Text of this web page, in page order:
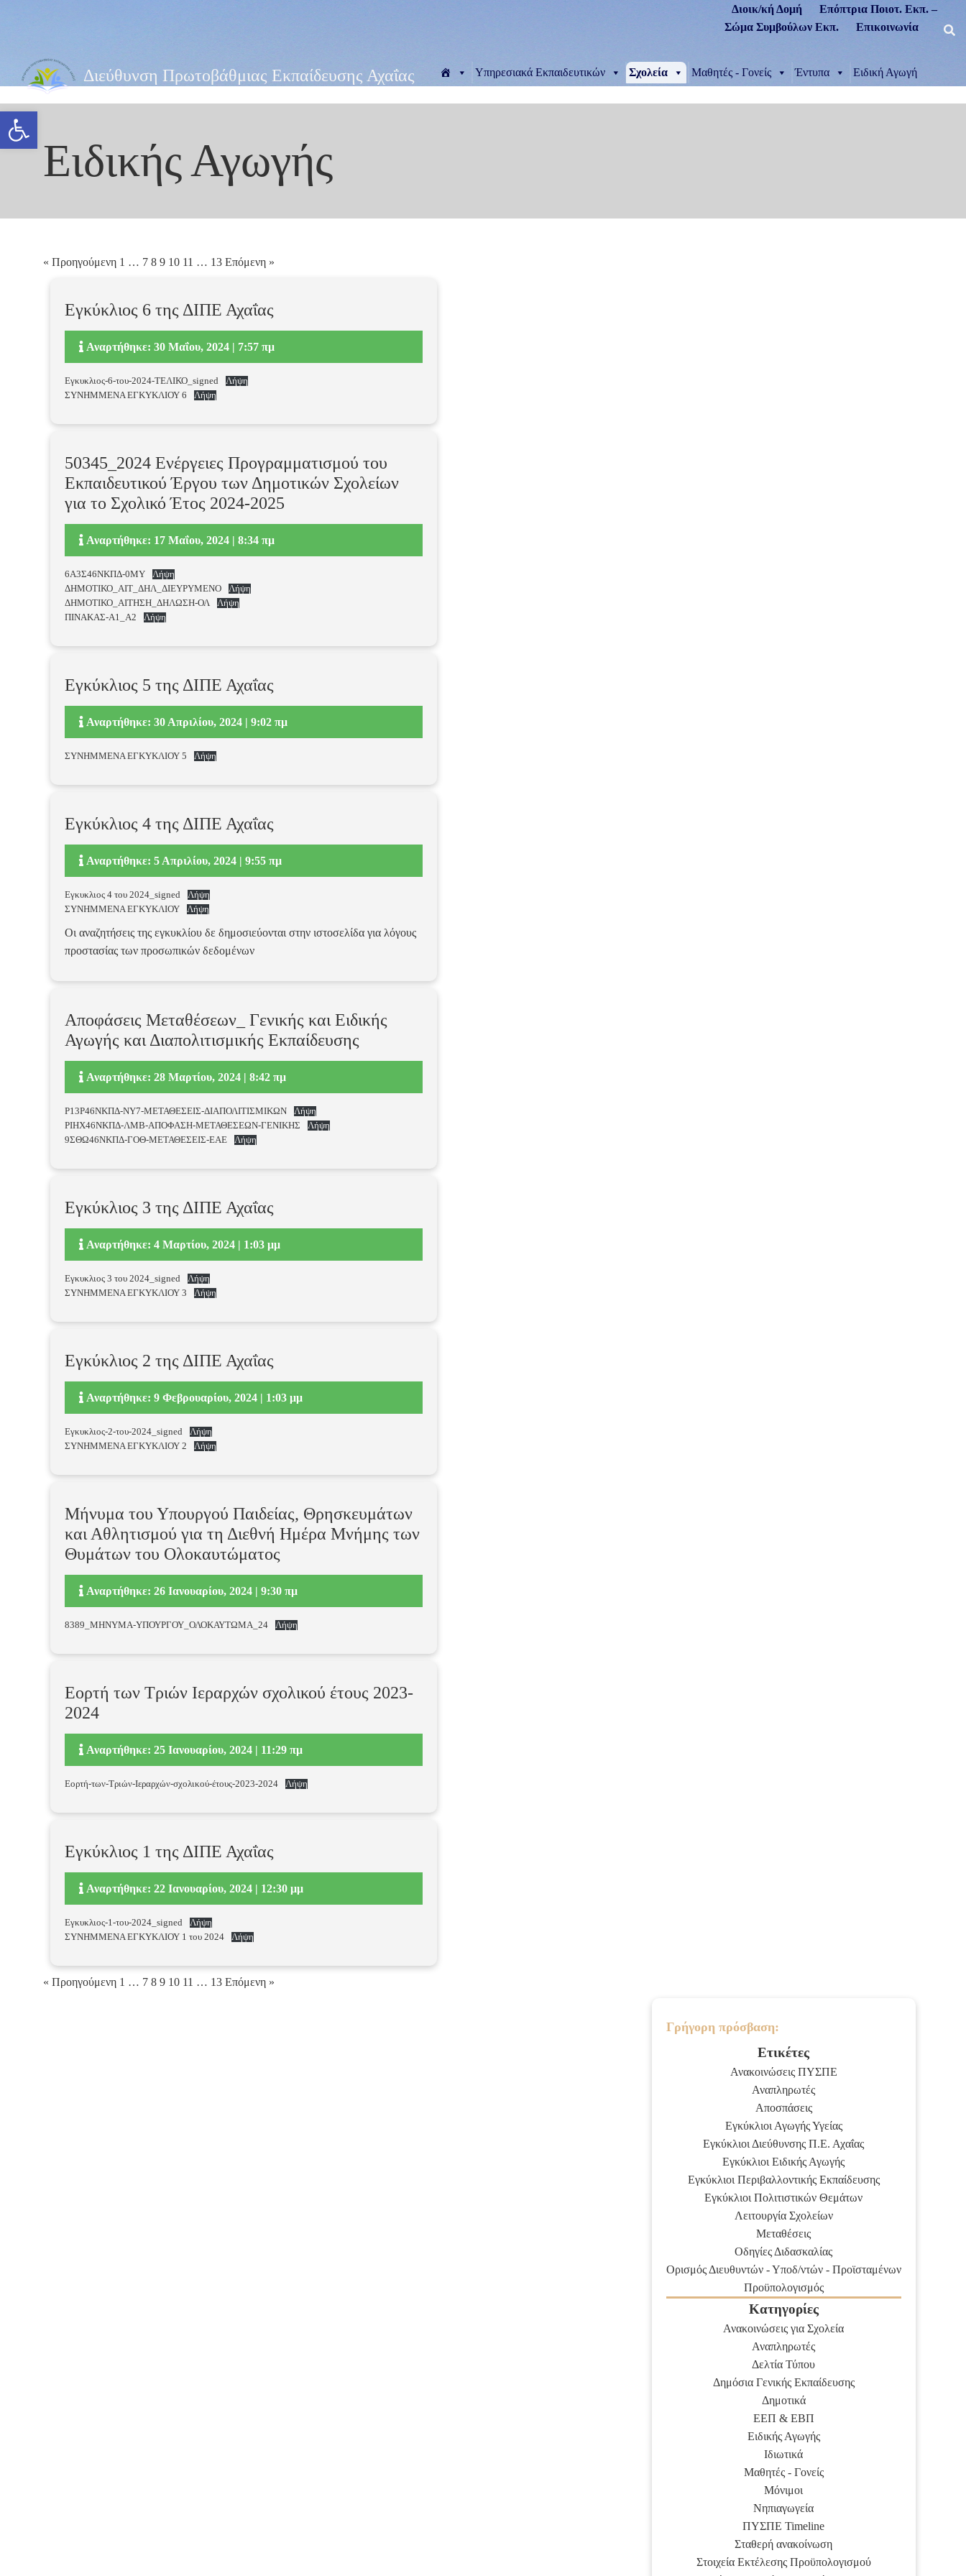
Ανοίξτε τη γραμμή εργαλείων
Διοικ/κή Δομή
Επόπτρια Ποιοτ. Εκπ. –
Σώμα Συμβούλων Εκπ.
Επικοινωνία
Διεύθυνση Πρωτοβάθμιας Εκπαίδευσης Αχαΐας Υπηρεσιακά Εκπαιδευτικών Σχολεία Μαθητές - Γονείς Έντυπα Ειδική Αγωγή
Ειδικής Αγωγής
« Προηγούμενη 1 … 7 8 9 10 11 … 13 Επόμενη »
Εγκύκλιος 6 της ΔΙΠΕ Αχαΐας
Αναρτήθηκε: 30 Μαΐου, 2024 | 7:57 πμ
Εγκυκλιος-6-του-2024-ΤΕΛΙΚΟ_signed
Λήψη
ΣΥΝΗΜΜΕΝΑ ΕΓΚΥΚΛΙΟΥ 6
Λήψη
50345_2024 Ενέργειες Προγραμματισμού του
Εκπαιδευτικού Έργου των Δημοτικών Σχολείων
για το Σχολικό Έτος 2024-2025
Αναρτήθηκε: 17 Μαΐου, 2024 | 8:34 πμ
6Α3Σ46ΝΚΠΔ-0ΜΥ
Λήψη
ΔΗΜΟΤΙΚΟ_ΑΙΤ_ΔΗΛ_ΔΙΕΥΡΥΜΕΝΟ
Λήψη
ΔΗΜΟΤΙΚΟ_ΑΙΤΗΣΗ_ΔΗΛΩΣΗ-ΟΛ
Λήψη
ΠΙΝΑΚΑΣ-Α1_Α2
Λήψη
Εγκύκλιος 5 της ΔΙΠΕ Αχαΐας
Αναρτήθηκε: 30 Απριλίου, 2024 | 9:02 πμ
ΣΥΝΗΜΜΕΝΑ ΕΓΚΥΚΛΙΟΥ 5 Λήψη
Εγκύκλιος 4 της ΔΙΠΕ Αχαΐας
Αναρτήθηκε: 5 Απριλίου, 2024 | 9:55 πμ
Εγκυκλιος 4 του 2024_signed
Λήψη
ΣΥΝΗΜΜΕΝΑ ΕΓΚΥΚΛΙΟΥ
Λήψη
Οι αναζητήσεις της εγκυκλίου δε δημοσιεύονται στην ιστοσελίδα για λόγους
προστασίας των προσωπικών δεδομένων
Αποφάσεις Μεταθέσεων_ Γενικής και Ειδικής
Αγωγής και Διαπολιτισμικής Εκπαίδευσης
Αναρτήθηκε: 28 Μαρτίου, 2024 | 8:42 πμ
Ρ13Ρ46ΝΚΠΔ-ΝΥ7-ΜΕΤΑΘΕΣΕΙΣ-ΔΙΑΠΟΛΙΤΙΣΜΙΚΩΝ
Λήψη
ΡΙΗΧ46ΝΚΠΔ-ΛΜΒ-ΑΠΟΦΑΣΗ-ΜΕΤΑΘΕΣΕΩΝ-ΓΕΝΙΚΗΣ
Λήψη
9ΣΘΩ46ΝΚΠΔ-ΓΟΘ-ΜΕΤΑΘΕΣΕΙΣ-ΕΑΕ
Λήψη
Εγκύκλιος 3 της ΔΙΠΕ Αχαΐας
Αναρτήθηκε: 4 Μαρτίου, 2024 | 1:03 μμ
Εγκυκλιος 3 του 2024_signed
Λήψη
ΣΥΝΗΜΜΕΝΑ ΕΓΚΥΚΛΙΟΥ 3
Λήψη
Εγκύκλιος 2 της ΔΙΠΕ Αχαΐας
Αναρτήθηκε: 9 Φεβρουαρίου, 2024 | 1:03 μμ
Εγκυκλιος-2-του-2024_signed
Λήψη
ΣΥΝΗΜΜΕΝΑ ΕΓΚΥΚΛΙΟΥ 2
Λήψη
Μήνυμα του Υπουργού Παιδείας, Θρησκευμάτων
και Αθλητισμού για τη Διεθνή Ημέρα Μνήμης των
Θυμάτων του Ολοκαυτώματος
Αναρτήθηκε: 26 Ιανουαρίου, 2024 | 9:30 πμ
8389_ΜΗΝΥΜΑ-ΥΠΟΥΡΓΟΥ_ΟΛΟΚΑΥΤΩΜΑ_24 Λήψη
Εορτή των Τριών Ιεραρχών σχολικού έτους 2023-
2024
Αναρτήθηκε: 25 Ιανουαρίου, 2024 | 11:29 πμ
Εορτή-των-Τριών-Ιεραρχών-σχολικού-έτους-2023-2024 Λήψη
Εγκύκλιος 1 της ΔΙΠΕ Αχαΐας
Αναρτήθηκε: 22 Ιανουαρίου, 2024 | 12:30 μμ
Εγκυκλιος-1-του-2024_signed
Λήψη
ΣΥΝΗΜΜΕΝΑ ΕΓΚΥΚΛΙΟΥ 1 του 2024
Λήψη
« Προηγούμενη 1 … 7 8 9 10 11 … 13 Επόμενη »
Γρήγορη πρόσβαση:
Ετικέτες
Ανακοινώσεις ΠΥΣΠΕ
Αναπληρωτές
Αποσπάσεις
Εγκύκλιοι Αγωγής Υγείας
Εγκύκλιοι Διεύθυνσης Π.Ε. Αχαΐας
Εγκύκλιοι Ειδικής Αγωγής
Εγκύκλιοι Περιβαλλοντικής Εκπαίδευσης
Εγκύκλιοι Πολιτιστικών Θεμάτων
Λειτουργία Σχολείων
Μεταθέσεις
Οδηγίες Διδασκαλίας
Ορισμός Διευθυντών - Υποδ/ντών - Προϊσταμένων
Προϋπολογισμός
Κατηγορίες
Ανακοινώσεις για Σχολεία
Αναπληρωτές
Δελτία Τύπου
Δημόσια Γενικής Εκπαίδευσης
Δημοτικά
ΕΕΠ & ΕΒΠ
Ειδικής Αγωγής
Ιδιωτικά
Μαθητές - Γονείς
Μόνιμοι
Νηπιαγωγεία
ΠΥΣΠΕ Timeline
Σταθερή ανακοίνωση
Στοιχεία Εκτέλεσης Προϋπολογισμού